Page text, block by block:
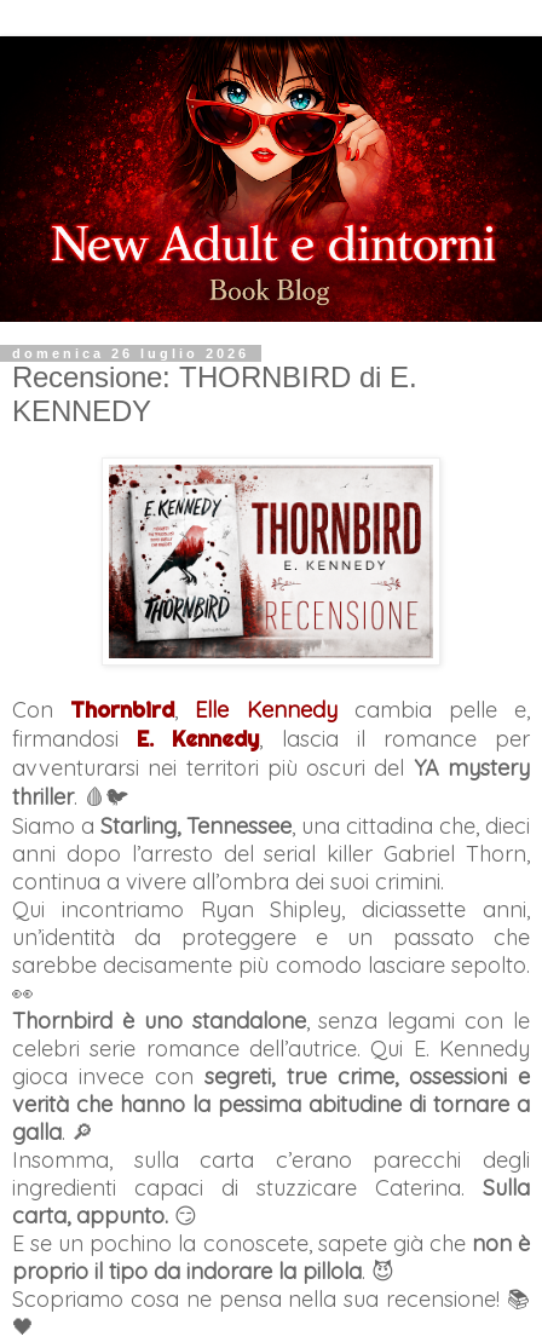
domenica 26 luglio 2026
Recensione: THORNBIRD di E.
KENNEDY
Con Thornbird, Elle Kennedycambia pelle e,
firmandosi E. Kennedy, lascia il romance per
avventurarsi nei territori più oscuri del YA mystery
thriller. 🩸🐦
Siamo a Starling, Tennessee, una cittadina che, dieci
anni dopo l’arresto del serial killer Gabriel Thorn,
continua a vivere all’ombra dei suoi crimini.
Qui incontriamo Ryan Shipley, diciassette anni,
un’identità da proteggere e un passato che
sarebbe decisamente più comodo lasciare sepolto.
👀
Thornbird è uno standalone, senza legami con le
celebri serie romance dell’autrice. Qui E. Kennedy
gioca invece consegreti, true crime, ossessioni e
verità che hanno la pessima abitudine di tornare a
galla. 🔎
Insomma, sulla carta c’erano parecchi degli
ingredienti capaci di stuzzicare Caterina. Sulla
carta, appunto. 😏
E se un pochino la conoscete, sapete già che non è
proprio il tipo da indorare la pillola. 😈
Scopriamo cosa ne pensa nella sua recensione! 📚
🖤